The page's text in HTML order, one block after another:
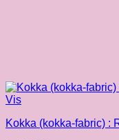
Vis
Kokka (kokka-fabric) :